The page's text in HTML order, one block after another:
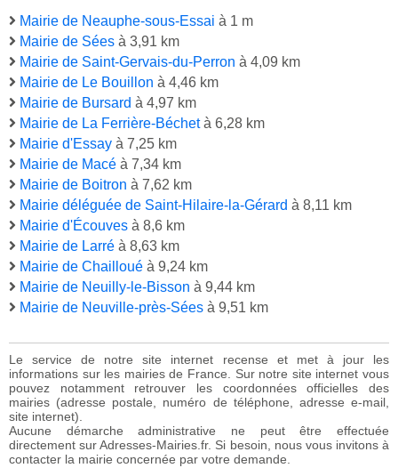
Mairie de Neauphe-sous-Essai à 1 m
Mairie de Sées à 3,91 km
Mairie de Saint-Gervais-du-Perron à 4,09 km
Mairie de Le Bouillon à 4,46 km
Mairie de Bursard à 4,97 km
Mairie de La Ferrière-Béchetà 6,28 km
Mairie d'Essay à 7,25 km
Mairie de Macé à 7,34 km
Mairie de Boitron à 7,62 km
Mairie déléguée de Saint-Hilaire-la-Gérard à 8,11 km
Mairie d'Écouves à 8,6 km
Mairie de Larré à 8,63 km
Mairie de Chailloué à 9,24 km
Mairie de Neuilly-le-Bisson à 9,44 km
Mairie de Neuville-près-Sées à 9,51 km
Le service de notre site internet recense et met à jour les
informations sur les mairies de France. Sur notre site internet vous
pouvez notamment retrouver les coordonnées officielles des
mairies (adresse postale, numéro de téléphone, adresse e-mail,
site internet).
Aucune démarche administrative ne peut être effectuée
directement sur Adresses-Mairies.fr. Si besoin, nous vous invitons à
contacter la mairie concernée par votre demande.